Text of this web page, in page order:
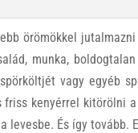
örömökkel
munka,
vagy egyéb
kenyérrel kitörölni
És így tovább.